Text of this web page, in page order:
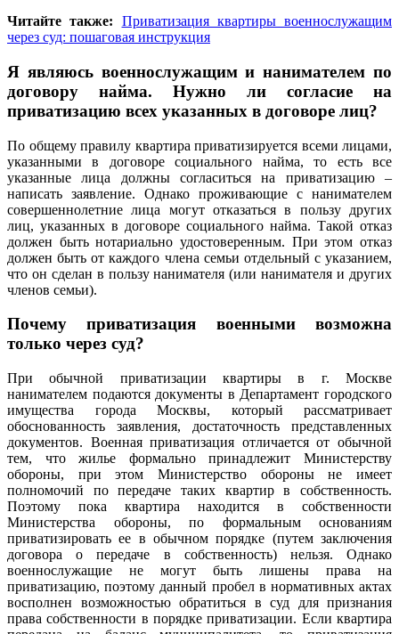
Читайте также:
Приватизация квартиры военнослужащим
через суд: пошаговая инструкция
Я являюсь военнослужащим и нанимателем по
договору найма. Нужно ли согласие на
приватизацию всех указанных в договоре лиц?
По общему правилу квартира приватизируется всеми лицами,
указанными в договоре социального найма, то есть все
указанные лица должны согласиться на приватизацию –
написать заявление. Однако проживающие с нанимателем
совершеннолетние лица могут отказаться в пользу других
лиц, указанных в договоре социального найма. Такой отказ
должен быть нотариально удостоверенным. При этом отказ
должен быть от каждого члена семьи отдельный с указанием,
что он сделан в пользу нанимателя (или нанимателя и других
членов семьи).
Почему приватизация военными возможна
только через суд?
При обычной приватизации квартиры в г. Москве
нанимателем подаются документы в Департамент городского
имущества города Москвы, который рассматривает
обоснованность заявления, достаточность представленных
документов. Военная приватизация отличается от обычной
тем, что жилье формально принадлежит Министерству
обороны, при этом Министерство обороны не имеет
полномочий по передаче таких квартир в собственность.
Поэтому пока квартира находится в собственности
Министерства обороны, по формальным основаниям
приватизировать ее в обычном порядке (путем заключения
договора о передаче в собственность) нельзя. Однако
военнослужащие не могут быть лишены права на
приватизацию, поэтому данный пробел в нормативных актах
восполнен возможностью обратиться в суд для признания
права собственности в порядке приватизации. Если квартира